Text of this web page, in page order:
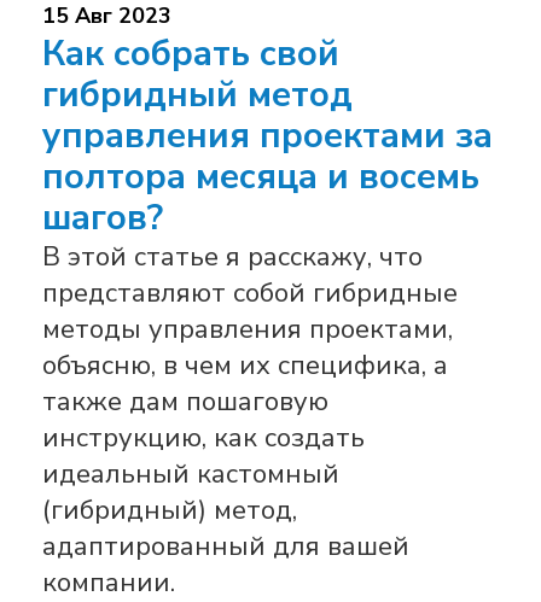
15 Авг 2023
Как собрать свой
гибридный метод
управления проектами за
полтора месяца и восемь
шагов?
В этой статье я расскажу, что
представляют собой гибридные
методы управления проектами,
объясню, в чем их специфика, а
также дам пошаговую
инструкцию, как создать
идеальный кастомный
(гибридный) метод,
адаптированный для вашей
компании.